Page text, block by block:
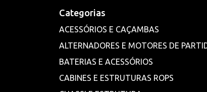
Categorias
ACESSÓRIOS E CAÇAMBAS
ALTERNADORES E MOTORES DE
BATERIAS E ACESSÓRIOS
CABINES E ESTRUTURAS ROPS